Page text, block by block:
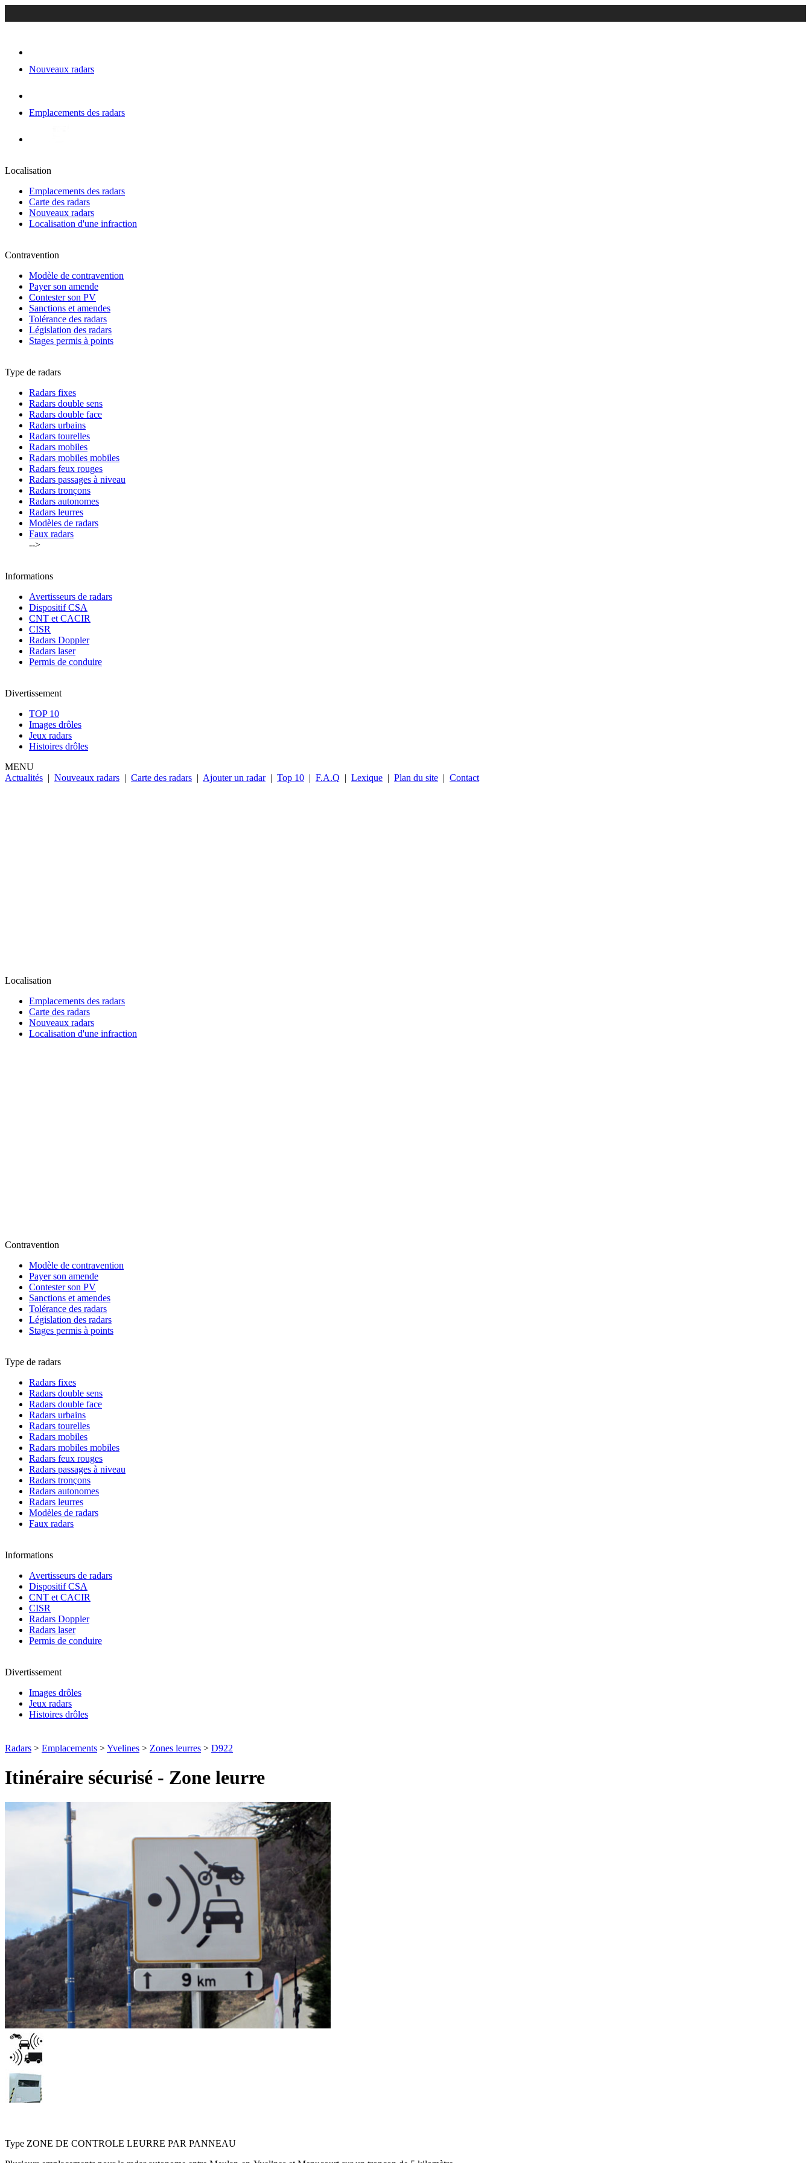
Nouveaux radars
Emplacements des radars
Localisation
Emplacements des radars
Carte des radars
Nouveaux radars
Localisation d'une infraction
Contravention
Modèle de contravention
Payer son amende
Contester son PV
Sanctions et amendes
Tolérance des radars
Législation des radars
Stages permis à points
Type de radars
Radars fixes
Radars double sens
Radars double face
Radars urbains
Radars tourelles
Radars mobiles
Radars mobiles mobiles
Radars feux rouges
Radars passages à niveau
Radars tronçons
Radars autonomes
Radars leurres
Modèles de radars
Faux radars
-->
Informations
Avertisseurs de radars
Dispositif CSA
CNT et CACIR
CISR
Radars Doppler
Radars laser
Permis de conduire
Divertissement
TOP 10
Images drôles
Jeux radars
Histoires drôles
MENU
Actualités | Nouveaux radars | Carte des radars | Ajouter un radar | Top 10 | F.A.Q | Lexique | Plan du site | Contact
Localisation
Emplacements des radars
Carte des radars
Nouveaux radars
Localisation d'une infraction
Contravention
Modèle de contravention
Payer son amende
Contester son PV
Sanctions et amendes
Tolérance des radars
Législation des radars
Stages permis à points
Type de radars
Radars fixes
Radars double sens
Radars double face
Radars urbains
Radars tourelles
Radars mobiles
Radars mobiles mobiles
Radars feux rouges
Radars passages à niveau
Radars tronçons
Radars autonomes
Radars leurres
Modèles de radars
Faux radars
Informations
Avertisseurs de radars
Dispositif CSA
CNT et CACIR
CISR
Radars Doppler
Radars laser
Permis de conduire
Divertissement
Images drôles
Jeux radars
Histoires drôles
Radars > Emplacements >Yvelines > Zones leurres > D922
Itinéraire sécurisé - Zone leurre
Type ZONE DE CONTROLE LEURRE PAR PANNEAU